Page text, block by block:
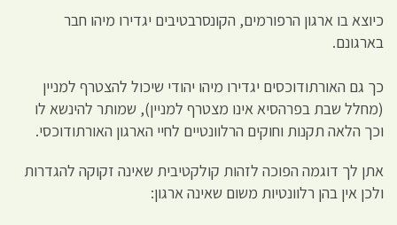
כיוצא בו ארגון הרפורמים, הקונסרבטיבים יגדירו מיהו חבר
בארגונם.
כך גם האורתודוכסים יגדירו מיהו יהודי שיכול להצטרף למניין
(מחלל שבת בפרהסיא אינו מצטרף למניין), שמותר להינשא לו
וכך הלאה תקנות וחוקים הרלוונטיים לחיי הארגון האורתודוכסי.
אתן לך דוגמה הפוכה לזהות קולקטיבית שאינה זקוקה להגדרות
ולכן אין בהן רלוונטיות משום שאינה ארגון: